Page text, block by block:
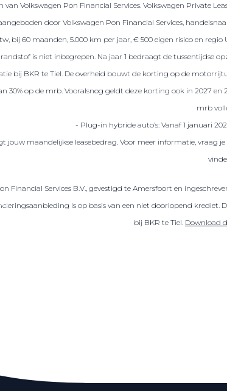
Volkswagen Pon Financial Services. Volkswagen Private
door Volkswagen Pon Financial Services,
bij 60 maanden, 5.000 km per jaar, € 500 eigen risico en
is niet inbegrepen. Na jaar 1 bedraagt de tussentijdse
bij BKR te Tiel. De overheid bouwt de korting op de
30% op de mrb. Vooralsnog geldt deze korting ook in 2027
mrb
- Plug-in hybride auto’s: Vanaf 1 januari
maandelijkse leasebedrag. Voor meer informatie, vraag
Financial Services B.V., gevestigd te Amersfoort en
is op basis van een niet doorlopend
bij BKR te Tiel. Download